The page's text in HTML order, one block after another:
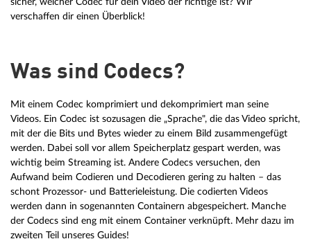
verschaffen dir einen Überblick!
Was sind Codecs?
Mit einem Codec komprimiert und dekomprimiert man seine
Videos. Ein Codec ist sozusagen die „Sprache", die das Video spricht,
mit der die Bits und Bytes wieder zu einem Bild zusammengefügt
werden. Dabei soll vor allem Speicherplatz gespart werden, was
wichtig beim Streaming ist. Andere Codecs versuchen, den
Aufwand beim Codieren und Decodieren gering zu halten – das
schont Prozessor- und Batterieleistung. Die codierten Videos
werden dann in sogenannten Containern abgespeichert. Manche
der Codecs sind eng mit einem Container verknüpft. Mehr dazu im
zweiten Teil unseres Guides!